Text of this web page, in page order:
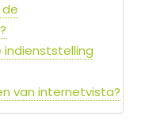
indienststelling
van internetvista?